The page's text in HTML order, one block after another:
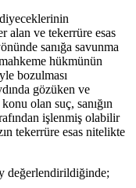
alan ve tekerrüre esas
sanığa savunma
hükmünün
bozulması
gözüken ve
olan suç, sanığın
işlenmiş olabilir
tekerrüre esas nitelikte
değerlendirildiğinde;